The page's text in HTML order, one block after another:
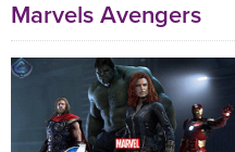
Marvels Avengers